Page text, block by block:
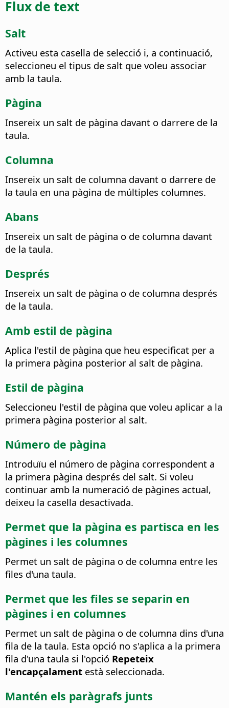
Flux de text
Salt
Activeu esta casella de selecció i, a continuació,
seleccioneu el tipus de salt que voleu associar
amb la taula.
Pàgina
Insereix un salt de pàgina davant o darrere de la
taula.
Columna
Insereix un salt de columna davant o darrere de
la taula en una pàgina de múltiples columnes.
Abans
Insereix un salt de pàgina o de columna davant
de la taula.
Després
Insereix un salt de pàgina o de columna després
de la taula.
Amb estil de pàgina
Aplica l'estil de pàgina que heu especificat per a
la primera pàgina posterior al salt de pàgina.
Estil de pàgina
Seleccioneu l'estil de pàgina que voleu aplicar a la
primera pàgina posterior al salt.
Número de pàgina
Introduïu el número de pàgina correspondent a
la primera pàgina després del salt. Si voleu
continuar amb la numeració de pàgines actual,
deixeu la casella desactivada.
Permet que la pàgina es partisca en les
pàgines i les columnes
Permet un salt de pàgina o de columna entre les
files d'una taula.
Permet que les files se separin en
pàgines i en columnes
Permet un salt de pàgina o de columna dins d'una
fila de la taula. Esta opció no s'aplica a la primera
fila d'una taula si l'opció Repeteix
l'encapçalament està seleccionada.
Mantén els paràgrafs junts